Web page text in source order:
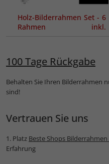
Holz-Bilderrahmen Set - 6
Rahmen inkl.
100 Tage Rückgabe
Behalten Sie Ihren Bilderrahmen
sind!
Vertrauen Sie uns
1. Platz Beste Shops Bilderrahmen
Erfahrung